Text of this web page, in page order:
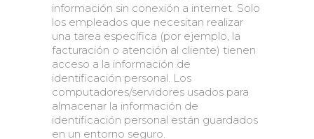
información sin conexión a internet. Solo
los empleados que necesitan realizar
una tarea específica (por ejemplo, la
facturación o atención al cliente) tienen
acceso a la información de
identificación personal. Los
computadores/servidores usados para
almacenar la información de
identificación personal están guardados
en un entorno seguro.